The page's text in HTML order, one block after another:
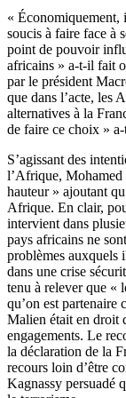
« Économiquement,
soucis à faire face à
point de pouvoir
africains » a-t-il fait
par le président
que dans l’acte, les
alternatives à la
de faire ce choix »
S’agissant des
l’Afrique, Mohamed
hauteur » ajoutant
Afrique. En clair,
intervient dans
pays africains ne
problèmes auxquels
dans une crise
tenu à relever que «
qu’on est partenaire
Malien était en droit
engagements. Le
la déclaration de la
recours loin d’être
Kagnassy persuadé